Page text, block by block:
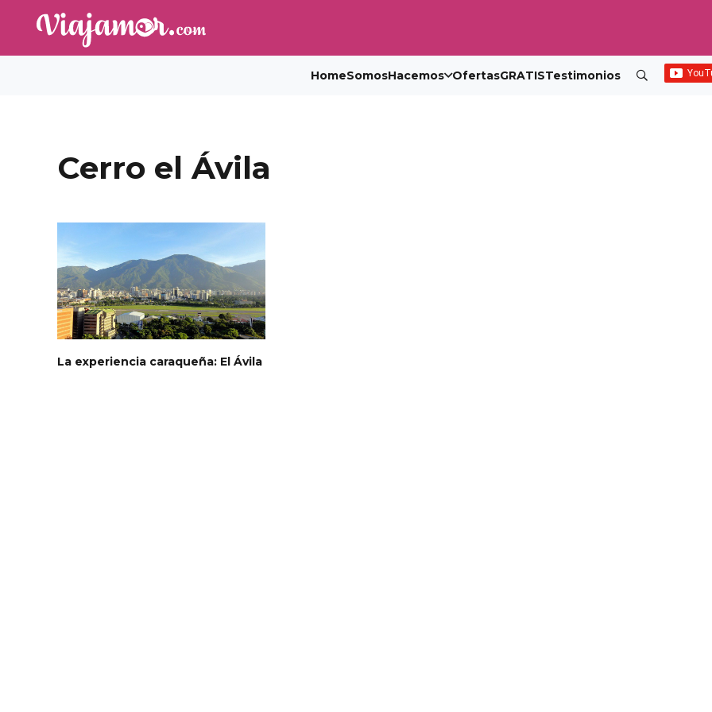
HomeSomosHacemos OfertasGRATISTestimonios
Cerro el Ávila
La experiencia caraqueña: El Ávila